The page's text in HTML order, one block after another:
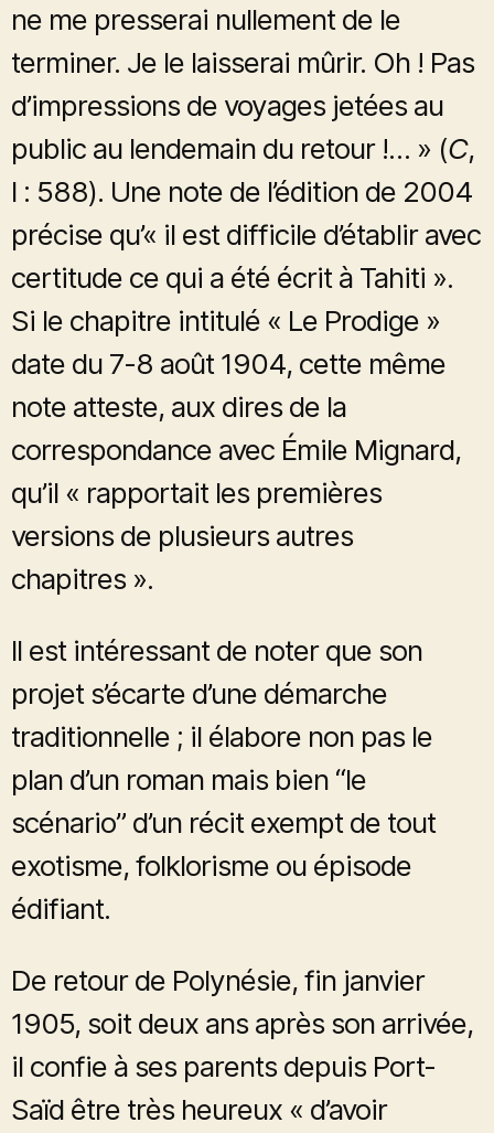
ne me presserai nullement de le
terminer. Je le laisserai mûrir. Oh ! Pas
d’impressions de voyages jetées au
public au lendemain du retour !… » (C,
I : 588). Une note de l’édition de 2004
précise qu’« il est difficile d’établir avec
certitude ce qui a été écrit à Tahiti ».
Si le chapitre intitulé « Le Prodige »
date du 7-8 août 1904, cette même
note atteste, aux dires de la
correspondance avec Émile Mignard,
qu’il « rapportait les premières
versions de plusieurs autres
chapitres ».
Il est intéressant de noter que son
projet s’écarte d’une démarche
traditionnelle ; il élabore non pas le
plan d’un roman mais bien “le
scénario” d’un récit exempt de tout
exotisme, folklorisme ou épisode
édifiant.
De retour de Polynésie, fin janvier
1905, soit deux ans après son arrivée,
il confie à ses parents depuis Port-
Saïd être très heureux « d’avoir